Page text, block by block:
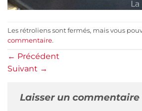
Les rétroliens sont fermés, mais vous
commentaire.
← Précédent
Suivant →
Laisser un commentaire